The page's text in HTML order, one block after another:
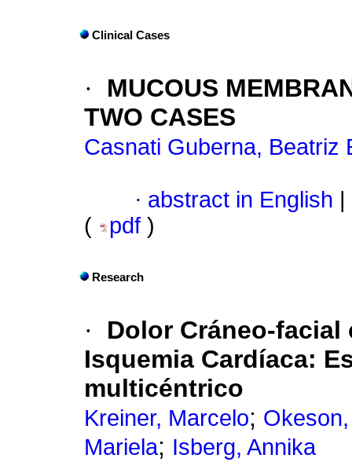
Clinical Cases
·
MUCOUS
TWO CASES
Casnati Guberna, Beatriz
· abstract in English
(
pdf )
Research
·
Dolor Cráneo-
Isquemia Cardíaca:
multicéntrico
Kreiner, Marcelo;
Mariela; Isberg, Annika